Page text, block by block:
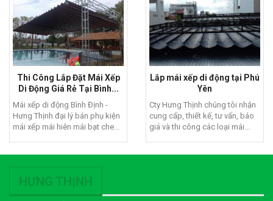
Thi Công Lắp Đặt Mái Xếp
Di Động Giá Rẻ Tại Bình...
Mái xếp di động Bình Định -
Hưng Thịnh đại lý bán phụ kiện
mái xếp mái hiên mái bạt che...
Lắp mái xếp di động tại Phú
Yên
Cty Hưng Thịnh chúng tôi nhận
cung cấp, thiết kế, tư vấn, báo
giá và thi công các loại mái...
HƯNG THỊNH